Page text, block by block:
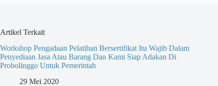
Artikel Terkait
Workshop Pengadaan Pelatihan Bersertifikat Itu Wajib Dalam
Penyediaan Jasa Atau Barang Dan Kami Siap Adakan Di
Probolinggo Untuk Pemerintah
29 Mei 2020